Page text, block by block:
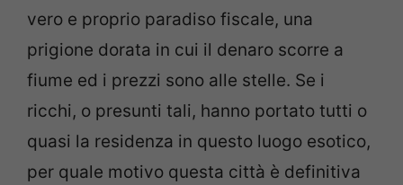
vero e proprio paradiso fiscale, una
prigione dorata in cui il denaro scorre a
fiume ed i prezzi sono alle stelle. Se i
ricchi, o presunti tali, hanno portato tutti o
quasi la residenza in questo luogo esotico,
per quale motivo questa città è definitiva